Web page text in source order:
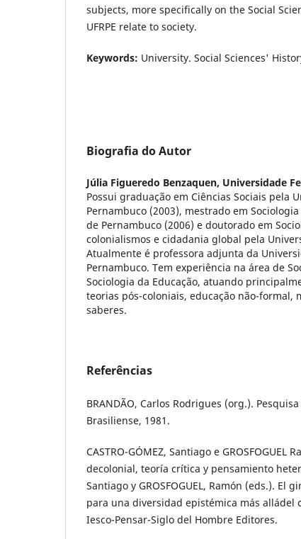
subjects, more specifically on the Social
UFRPE relate to society.
Keywords: University. Social Sciences'
Biografia do Autor
Júlia Figueredo Benzaquen, Universidade
Possui graduação em Ciências Sociais pela
Pernambuco (2003), mestrado em
de Pernambuco (2006) e doutorado em
colonialismos e cidadania global pela
Atualmente é professora adjunta da
Pernambuco. Tem experiência na área de
Sociologia da Educação, atuando
teorias pós-coloniais, educação não-formal,
saberes.
Referências
BRANDÃO, Carlos Rodrigues (org.).
Brasiliense, 1981.
CASTRO-GÓMEZ, Santiago e GROSFOGUEL
decolonial, teoría crítica y pensamiento
Santiago y GROSFOGUEL, Ramón (eds.). El
para una diversidad epistémica más alládel
Iesco-Pensar-Siglo del Hombre Editores.